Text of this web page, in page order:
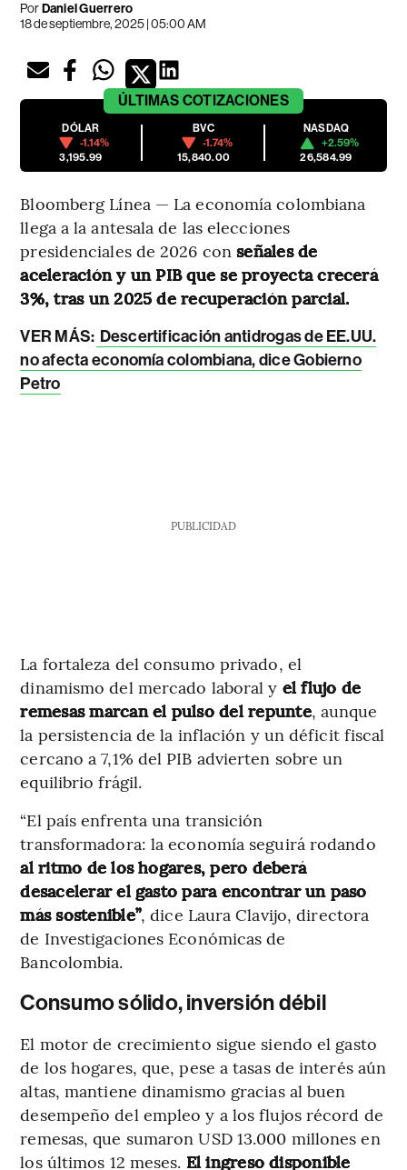
PorDaniel Guerrero
18 de septiembre, 2025 | 05:00 AM
ÚLTIMAS COTIZACIONES
DÓLAR
-1.14%
3,195.99
BVC
-1.74%
15,840.00
NASDAQ
+2.59%
26,584.99
Bloomberg Línea — La economía colombiana
llega a la antesala de las elecciones
presidenciales de 2026 con señales de
aceleración y un PIB que se proyecta crecerá
3%, tras un 2025 de recuperación parcial.
VER MÁS: Descertificación antidrogas de EE.UU.
no afecta economía colombiana, dice Gobierno
Petro
PUBLICIDAD
La fortaleza del consumo privado, el
dinamismo del mercado laboral y el flujo de
remesas marcan el pulso del repunte, aunque
la persistencia de la inflación y un déficit fiscal
cercano a 7,1% del PIB advierten sobre un
equilibrio frágil.
“El país enfrenta una transición
transformadora: la economía seguirá rodando
al ritmo de los hogares, pero deberá
desacelerar el gasto para encontrar un paso
más sostenible”, dice Laura Clavijo, directora
de Investigaciones Económicas de
Bancolombia.
Consumo sólido, inversión débil
El motor de crecimiento sigue siendo el gasto
de los hogares, que, pese a tasas de interés aún
altas, mantiene dinamismo gracias al buen
desempeño del empleo y a los flujos récord de
remesas, que sumaron USD 13.000 millones en
los últimos 12 meses. El ingreso disponible